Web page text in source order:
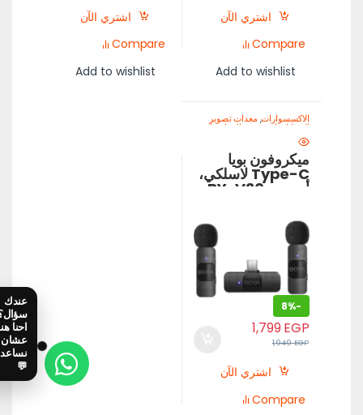
اشتري الآن
Compare
Add to wishlist
اشتري الآن
Compare
Add to wishlist
الاكسسوارات, معدات تصوير
الموبايل-اصنع محتواك باحتراف
ميكروفون بويا
Type-C لاسلكي،
أسود – BY-V20
-
8%
1,799EGP
1,949EGP
اشتري الآن
Compare